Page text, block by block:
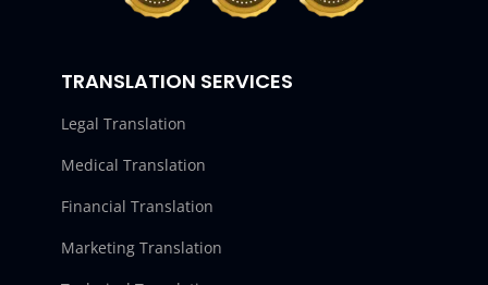
TRANSLATION SERVICES
Legal Translation
Medical Translation
Financial Translation
Marketing Translation